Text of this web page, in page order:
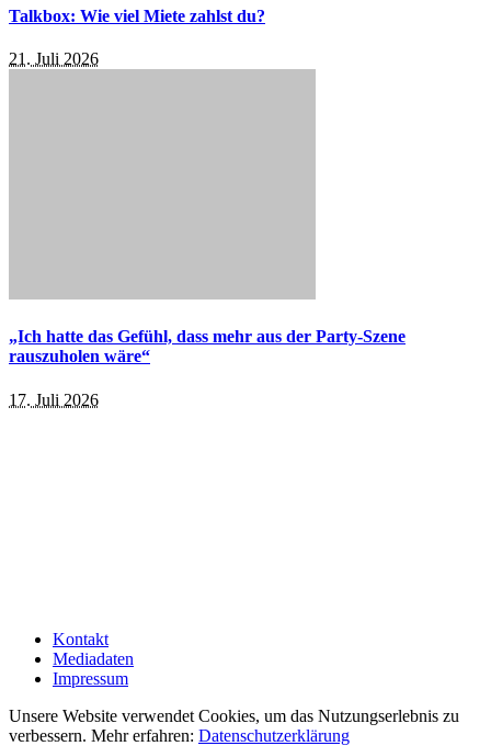
Talkbox: Wie viel Miete zahlst du?
21. Juli 2026
„Ich hatte das Gefühl, dass mehr aus der Party-Szene
rauszuholen wäre“
17. Juli 2026
Kontakt
Mediadaten
Impressum
Unsere Website verwendet Cookies, um das Nutzungserlebnis zu
verbessern. Mehr erfahren: Datenschutzerklärung